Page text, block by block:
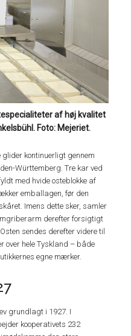
af høj kvalitet
Foto: Mejeriet.
kontinuerligt gennem
Württemberg. Tre kar ved
med hvide osteblokke af
emballagen, før den
Imens dette sker, samler
derefter forsigtigt
sendes derefter videre til
over hele Tyskland – både
egne mærker.
grundlagt i 1927. I
kooperativets 232